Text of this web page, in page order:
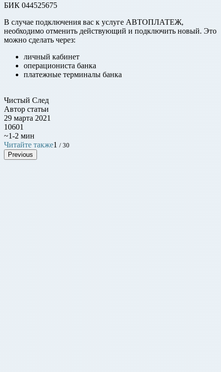
БИК 044525675
В случае подключения вас к услуге АВТОПЛАТЕЖ,
необходимо отменить действующий и подключить новый. Это
можно сделать через:
личный кабинет
операциониста банка
платежные терминалы банка
Чистый След
Автор статьи
29 марта 2021
10601
~1-2 мин
Читайте также1 / 30
Previous